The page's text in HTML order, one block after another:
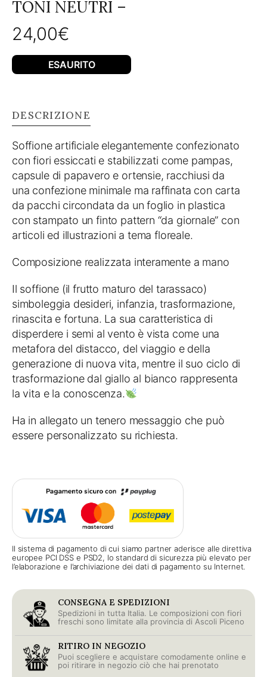
TONI NEUTRI –
24,00€
ESAURITO
DESCRIZIONE
Soffione artificiale elegantemente confezionato
con fiori essiccati e stabilizzati come pampas,
capsule di papavero e ortensie, racchiusi da
una confezione minimale ma raffinata con carta
da pacchi circondata da un foglio in plastica
con stampato un finto pattern “da giornale” con
articoli ed illustrazioni a tema floreale.
Composizione realizzata interamente a mano
Il soffione (il frutto maturo del tarassaco)
simboleggia desideri, infanzia, trasformazione,
rinascita e fortuna. La sua caratteristica di
disperdere i semi al vento è vista come una
metafora del distacco, del viaggio e della
generazione di nuova vita, mentre il suo ciclo di
trasformazione dal giallo al bianco rappresenta
la vita e la conoscenza.
Ha in allegato un tenero messaggio che può
essere personalizzato su richiesta.
Il sistema di pagamento di cui siamo partner aderisce alle direttiva
europee PCI DSS e PSD2, lo standard di sicurezza più elevato per
l’elaborazione e l’archiviazione dei dati di pagamento su Internet.
CONSEGNA E SPEDIZIONI
Spedizioni in tutta Italia. Le composizioni con fiori
freschi sono limitate alla provincia di Ascoli Piceno
RITIRO IN NEGOZIO
Puoi scegliere e acquistare comodamente online e
poi ritirare in negozio ciò che hai prenotato